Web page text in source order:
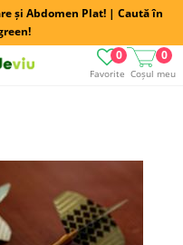
și Abdomen Plat! | Caută în
Favorite
0
Coșul meu
0